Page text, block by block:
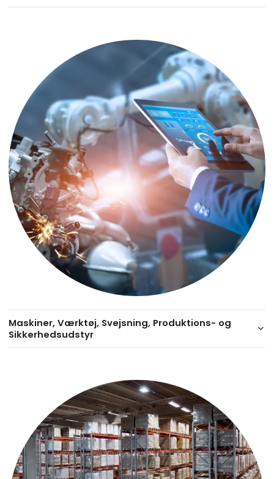
Maskiner, Værktøj, Svejsning, Produktions- og
Sikkerhedsudstyr
keyboard_arrow_down